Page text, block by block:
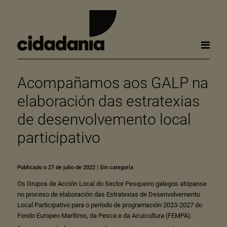
Acompañamos aos GALP na
elaboración das estratexias
de desenvolvemento local
participativo
Publicado o 27 de julio de 2022| Sin categoría
Os Grupos de Acción Local do Sector Pesqueiro galegos atópanse
no proceso de elaboración das Estratexias de Desenvolvemento
Local Participativo para o período de programación 2023-2027 do
Fondo Europeo Marítimo, da Pesca e da Acuicultura (FEMPA).